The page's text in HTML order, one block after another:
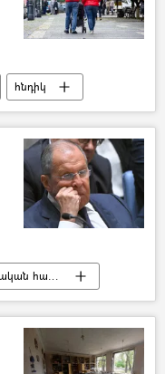
հնդիկ
Դոնբասի պաշտպանություն. ՌԴ–ի ռազմական հատուկ գործողությունը Ուկրաինայում